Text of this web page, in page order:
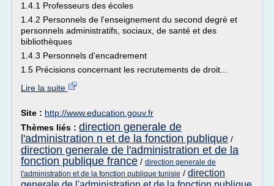
1.4.1 Professeurs des écoles
1.4.2 Personnels de l'enseignement du second degré et
personnels administratifs, sociaux, de santé et des
bibliothèques
1.4.3 Personnels d'encadrement
1.5 Précisions concernant les recrutements de droit...
Lire la suite
Site : http://www.education.gouv.fr
Thèmes liés : direction generale de
l'administration n et de la fonction publique /
direction generale de l'administration et de la
fonction publique france / direction generale de
l'administration et de la fonction publique tunisie / direction